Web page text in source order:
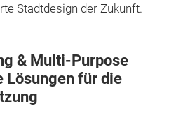
Stadtdesign der Zukunft.
& Multi-Purpose
Lösungen für die